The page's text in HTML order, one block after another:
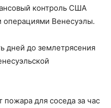
контроль США
Венесуэлы.
дней до землетрясения
пожара для соседа за час